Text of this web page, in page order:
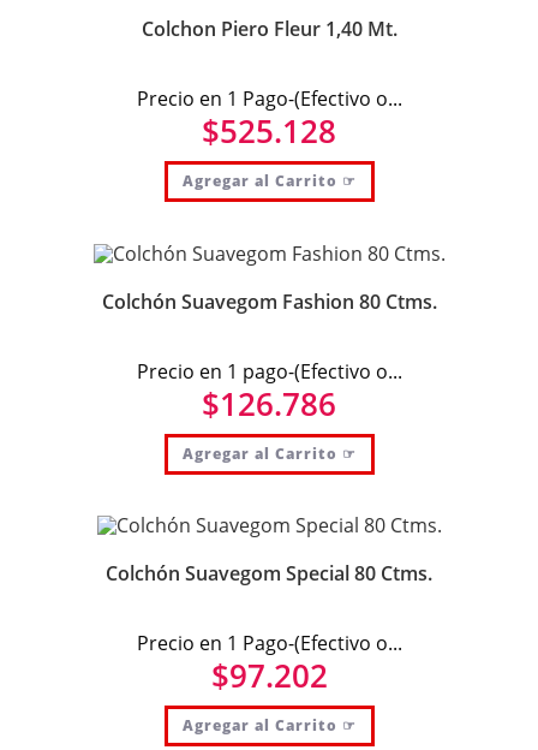
Colchon Piero Fleur 1,40 Mt.
Precio en 1 Pago-(Efectivo o...
$525.128
Agregar al Carrito ☞
Colchón Suavegom Fashion 80 Ctms.
Precio en 1 pago-(Efectivo o...
$126.786
Agregar al Carrito ☞
Colchón Suavegom Special 80 Ctms.
Precio en 1 Pago-(Efectivo o...
$97.202
Agregar al Carrito ☞